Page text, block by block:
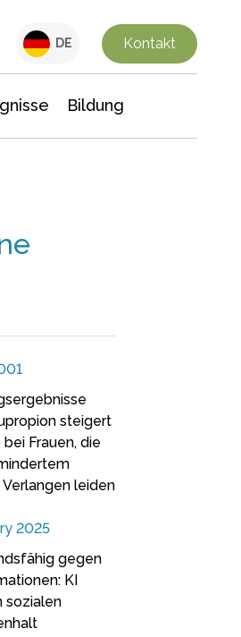
DE Kontakt
Bildung
steigert
Frauen, die
leiden
2025
gegen
KI
sozialen